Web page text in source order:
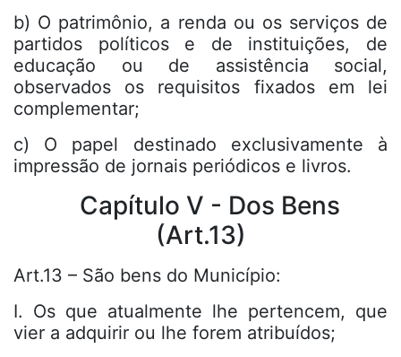
b) O patrimônio, a renda ou os serviços de
partidos políticos e de instituições, de
educação ou de assistência social,
observados os requisitos fixados em lei
complementar;
c) O papel destinado exclusivamente à
impressão de jornais periódicos e livros.
Capítulo V - Dos Bens
(Art.13)
Art.13 – São bens do Município:
I. Os que atualmente lhe pertencem, que
vier a adquirir ou lhe forem atribuídos;